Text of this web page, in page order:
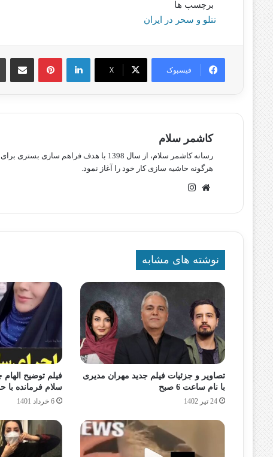
برچسب ها
تتلو و سحر در ایران
فیسبوک X
لینکدین پینترستاشتراک گذاری
کاشمر سلام
رسانه کاشمر سلام، از سال 1398 با هدف
هرگونه حاشیه سازی کار خود را آغاز نمود.
وبسایت
نوشته های مشابه
تصاویر و جزئیات فیلم جدید مهران مدیری
با نام ساعت 6 صبح
24 تیر 1402
فیلم توضیح الهام
سلام فرمانده با
6 خرداد 1401